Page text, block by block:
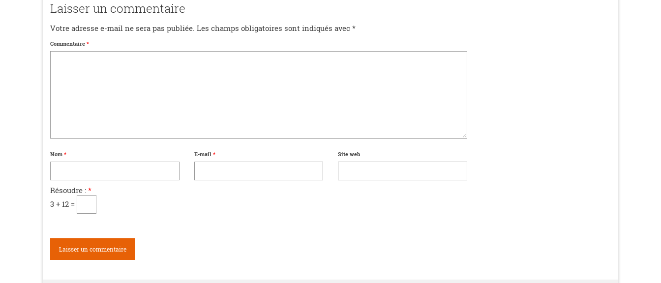
Laisser un commentaire
Votre adresse e-mail ne sera pas publiée. Les champs obligatoires sont indiqués avec *
Commentaire *
Nom * E-mail * Site web
Résoudre : *
3 + 12 =